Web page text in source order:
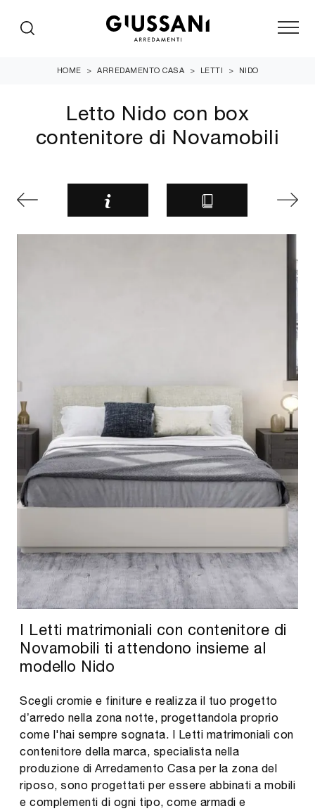
HOME > ARREDAMENTO CASA > LETTI > NIDO
Letto Nido con box
contenitore di Novamobili
I Letti matrimoniali con contenitore di
Novamobili ti attendono insieme al
modello Nido
Scegli cromie e finiture e realizza il tuo progetto
d’arredo nella zona notte, progettandola proprio
come l'hai sempre sognata. I Letti matrimoniali con
contenitore della marca, specialista nella
produzione di Arredamento Casa per la zona del
riposo, sono progettati per essere abbinati a mobili
e complementi di ogni tipo, come armadi e